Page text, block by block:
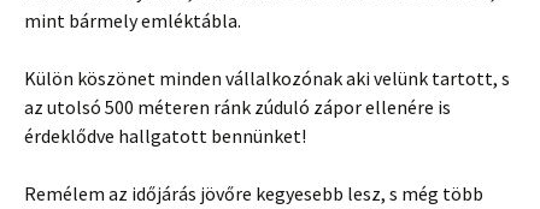
mint bármely emléktábla.
Külön köszönet minden vállalkozónak aki velünk tartott, s
az utolsó 500 méteren ránk zúduló zápor ellenére is
érdeklődve hallgatott bennünket!
Remélem az időjárás jövőre kegyesebb lesz, s még több